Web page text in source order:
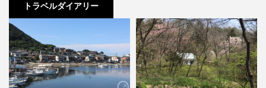
トラベルダイアリー